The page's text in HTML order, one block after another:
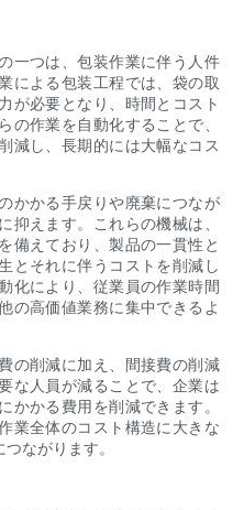
一つは、包装作業に伴う人件
による包装工程では、袋の取
が必要となり、時間とコスト
の作業を自動化することで、
減し、長期的には大幅なコス
かかる手戻りや廃棄につなが
抑えます。これらの機械は、
備えており、製品の一貫性と
とそれに伴うコストを削減し
化により、従業員の作業時間
の高価値業務に集中できるよ
の削減に加え、間接費の削減
な人員が減ることで、企業は
かかる費用を削減できます。
業全体のコスト構造に大きな
ながります。